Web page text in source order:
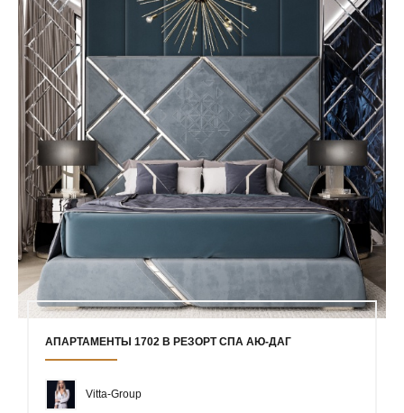
АПАРТАМЕНТЫ 1702 В РЕЗОРТ СПА АЮ-ДАГ
Vitta-Group